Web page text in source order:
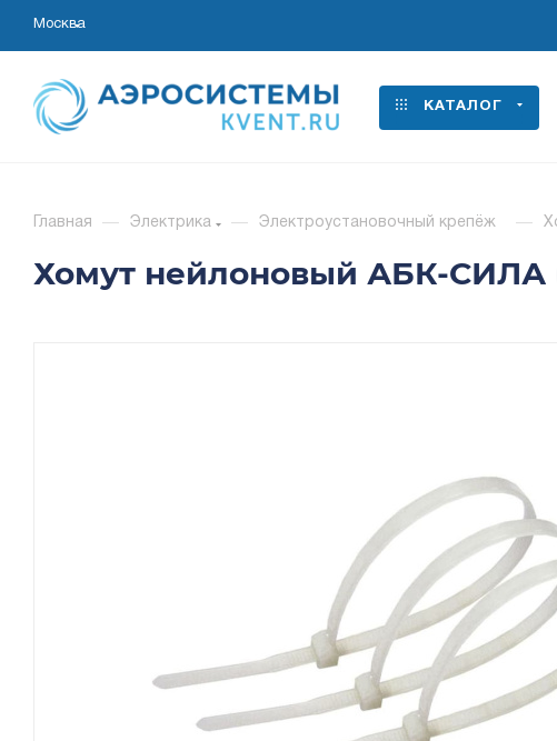
Москва
КАТАЛОГ
Главная — Электрика — Электроустановочный крепёж —
Хомут нейлоновый АБК-СИЛА